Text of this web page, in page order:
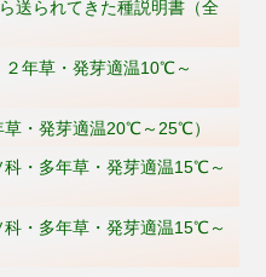
送られてきた種説明書（全
２年草・発芽適温10℃～
草・発芽適温20℃～25℃）
科・多年草・発芽適温15℃～
科・多年草・発芽適温15℃～